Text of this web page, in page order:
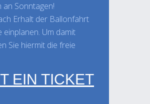
an Sonntagen!
Erhalt der Ballonfahrt
Um damit
Sie hiermit die freie
EIN TICKET